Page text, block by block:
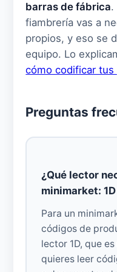
barras de fábrica.
fiambrería vas a
propios, y eso se
equipo. Lo
cómo codificar tus
Preguntas
¿Qué lector
minimarket: 1D
Para un
códigos de
lector 1D, que
quieres leer